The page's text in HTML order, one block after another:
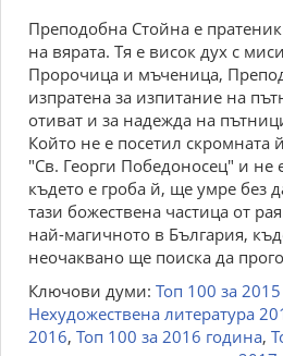
Преподобна Стойна е
на вярата. Тя е висок дух с
Пророчица и мъченица,
изпратена за изпитание на
отиват и за надежда на
Който не е посетил скромната
"Св. Георги Победоносец" и не
където е гроба й, ще умре без
тази божествена частица от
най-магичното в България,
неочаквано ще поиска да
Ключови думи: Топ 100 за
Нехудожествена литература
2016, Топ 100 за 2016 година,